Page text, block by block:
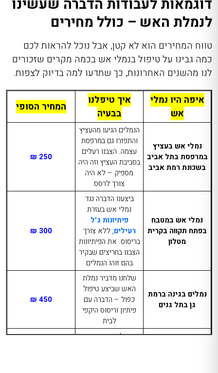
דוגמאות לעבודות הדברה שעשינו
לנמלת האש – כולל מחירים
טווח המחירים הוא לא קטן, אבל נוכל להראות לכם
כמה גבינו על טיפול בנמלי אש בכמה מקרים שזכורים
לנו מהשנים האחרונות, כך שתדעו למה בדיוק לצפות.
איפה היו נמלי
אש
איך טיפלנו
בבעיה
המחיר הסופי
נמלי אש בעציץ
במרפסת בתל אביב
בשכונת רמת אביב
הנמלים הגיעו מהעציץ
והתפזרו גם במרפסת
עצמה. הצבנו רעלים
בסביבת העציץ וזה היה
מספיק – לא היה
צורך לרסס
250 ₪
נמלי אש במטבח
בפתח תקווה בקרית
מטלון
ביצענו הדברה נגד
נמלי אש בעזרת
פיתיונות ג'ל
רעילים, ללא צורך
בריסוס. את הפיתיונות
הצבנו בחריצים שבקיר
בהם זוהו הנמלים
300 ₪
נמלים בגינה ברמת
גן בתל גנים
שלחנו מדביר נמלת
האש שביצע טיפול
כפול – הדברה עם
פיתיון וריסוס היקפי
לבית
450 ₪
תחילה הדברנו עם